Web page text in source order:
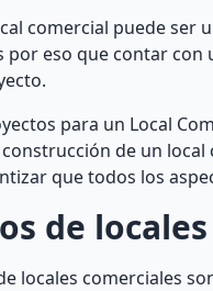
comercial puede ser
por eso que contar
para un Local
de un
que todos los
de
locales comerciales